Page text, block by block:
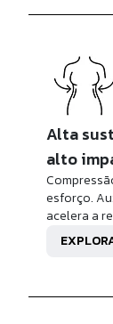
Alta
alto
esforço.
acelera a